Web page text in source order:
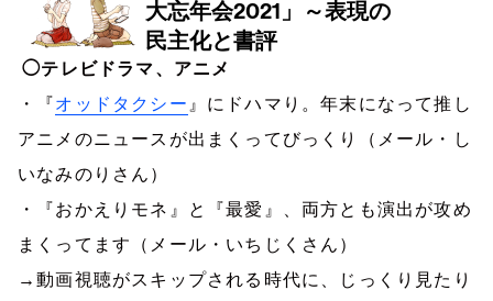
◯テレビドラマ、アニメ
・『オッドタクシー 』にドハマり。年末になって推し
アニメのニュースが出まくってびっくり（メール・し
いなみのりさん）
・『おかえりモネ』と『最愛』、両方とも演出が攻め
まくってます（メール・いちじくさん）
→動画視聴がスキップされる時代に、じっくり見たり